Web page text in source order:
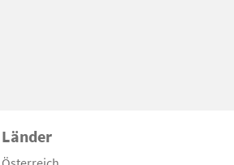
Länder